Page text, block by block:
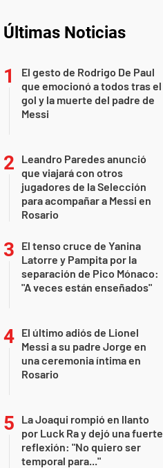
Últimas Noticias
El gesto de Rodrigo De Paul
que emocionó a todos tras el
gol y la muerte del padre de
Messi
Leandro Paredes anunció
que viajará con otros
jugadores de la Selección
para acompañar a Messi en
Rosario
El tenso cruce de Yanina
Latorre y Pampita por la
separación de Pico Mónaco:
"A veces están enseñados"
El último adiós de Lionel
Messi a su padre Jorge en
una ceremonia íntima en
Rosario
La Joaqui rompió en llanto
por Luck Ra y dejó una fuerte
reflexión: "No quiero ser
temporal para..."